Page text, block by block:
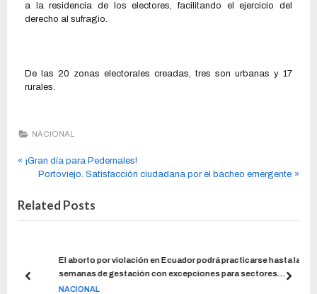
a la residencia de los electores, facilitando el ejercicio del
derecho al sufragio.
De las 20 zonas electorales creadas, tres son urbanas y 17
rurales.
NACIONAL
¡Gran día para Pedernales!
Portoviejo. Satisfacción ciudadana por el bacheo emergente
Related Posts
El aborto por violación en Ecuador podrá practicarse hasta las 12
semanas de gestación con excepciones para sectores
vulnerables
NACIONAL